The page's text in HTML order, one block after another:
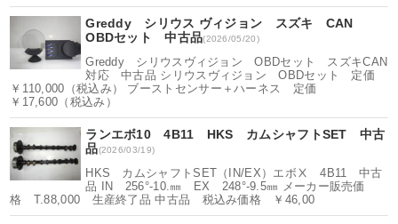
Greddy シリウス ヴィジョン スズキ CAN
OBDセット 中古品(2026/05/20)
Greddy シリウスヴィジョン OBDセット スズキCAN
対応 中古品 シリウスヴィジョン OBDセット 定価
￥110,000（税込み） ブーストセンサー＋ハーネス 定価
￥17,600（税込み）
ランエボ10 4B11 HKS カムシャフトSET 中古
品(2026/03/19)
HKS カムシャフトSET（IN/EX）エボⅩ 4B11 中古
品 IN 256°-10.㎜ EX 248°-9.5㎜ メーカー販売価
格 T.88,000 生産終了品 中古品 税込み価格 ￥46,00